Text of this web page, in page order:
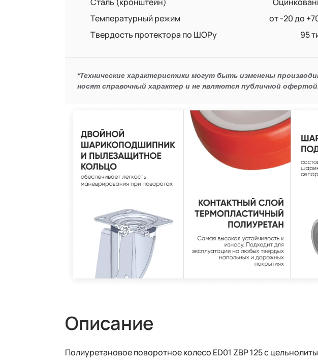
Температурный режим
от -20 до
Твердость протектора по ШОРу
95
*Технические характеристики могут быть изменены
носят справочный характер и не являются публичной
Описание
Полиуретановое поворотное колесо ED01 ZBP 125 с